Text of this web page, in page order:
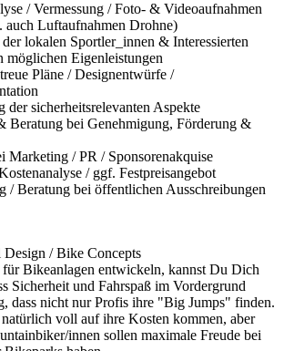
/ Vermessung / Foto- & Videoaufnahmen
auch Luftaufnahmen Drohne)
lokalen Sportler_innen & Interessierten
möglichen Eigenleistungen
Pläne / Designentwürfe /
der sicherheitsrelevanten Aspekte
Beratung bei Genehmigung, Förderung &
Marketing / PR / Sponsorenakquise
/ ggf. Festpreisangebot
/ Beratung bei öffentlichen Ausschreibungen
/ Bike Concepts
Bikeanlagen entwickeln, kannst Du Dich
Sicherheit und Fahrspaß im Vordergrund
dass nicht nur Profis ihre "Big Jumps" finden.
voll auf ihre Kosten kommen, aber
innen sollen maximale Freude bei